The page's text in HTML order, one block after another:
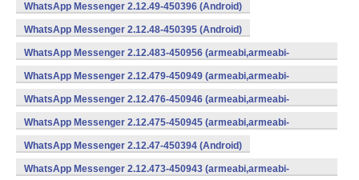
WhatsApp Messenger 2.12.49-450396 (Android)
WhatsApp Messenger 2.12.48-450395 (Android)
WhatsApp Messenger 2.12.483-450956 (armeabi,armeabi-
v7a,mips,x86) (Android)
WhatsApp Messenger 2.12.479-450949 (armeabi,armeabi-
v7a,mips,x86) (Android)
WhatsApp Messenger 2.12.476-450946 (armeabi,armeabi-
v7a,mips,x86) (Android)
WhatsApp Messenger 2.12.475-450945 (armeabi,armeabi-
v7a,mips,x86) (Android)
WhatsApp Messenger 2.12.47-450394 (Android)
WhatsApp Messenger 2.12.473-450943 (armeabi,armeabi-